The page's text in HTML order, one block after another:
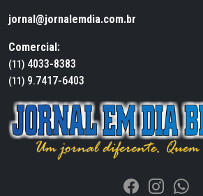
jornal@jornalemdia.com.br
Comercial:
(11) 4033-8383
(11) 9.7417-6403